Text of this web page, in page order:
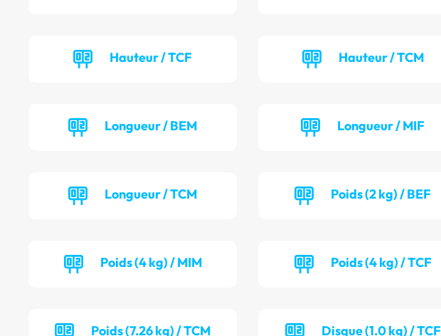
Hauteur / TCF Hauteur / TCM
Longueur / BEM Longueur / MIF
Longueur / TCM Poids (2 kg) / BEF
Poids (4 kg) / MIM Poids (4 kg) / TCF
Poids (7.26 kg) / TCM Disque (1.0 kg) / TCF